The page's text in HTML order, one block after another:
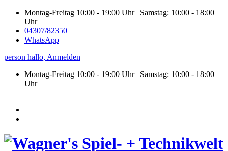
Montag-Freitag 10:00 - 19:00 Uhr | Samstag: 10:00 - 18:00
Uhr
04307/82350
WhatsApp
person hallo, Anmelden
Montag-Freitag 10:00 - 19:00 Uhr | Samstag: 10:00 - 18:00
Uhr